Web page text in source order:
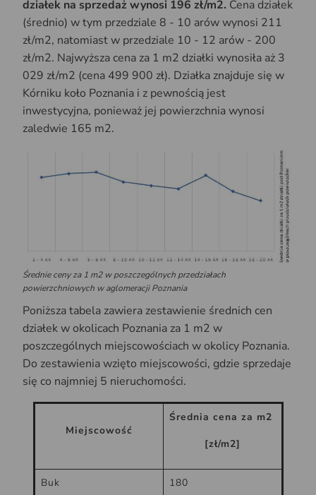
działek na sprzedaż wynosi 196 zł/m2. Cena działek
(średnio) w tym przedziale 8 - 10 arów wynosi 211
zł/m2, natomiast w przedziale 10 - 12 arów - 200
zł/m2. Najwyższa cena za 1 m2 działki wynosiła aż 3
029 zł/m2 (cena 499 900 zł). Działka znajduje się w
Kórniku koło Poznania i z pewnością jest
inwestycyjna, ponieważ jej powierzchnia wynosi
zaledwie 165 m2.
Średnie ceny za 1 m2 w poszczególnych przedziałach
powierzchniowych w aglomeracji Poznania
Poniższa tabela zawiera zestawienie średnich cen
działek w okolicach Poznania za 1 m2 w
poszczególnych miejscowościach w okolicy Poznania.
Do zestawienia wzięto miejscowości, gdzie sprzedaje
się co najmniej 5 nieruchomości.
Miejscowość
Średnia cena za m2
[zł/m2]
Buk 180